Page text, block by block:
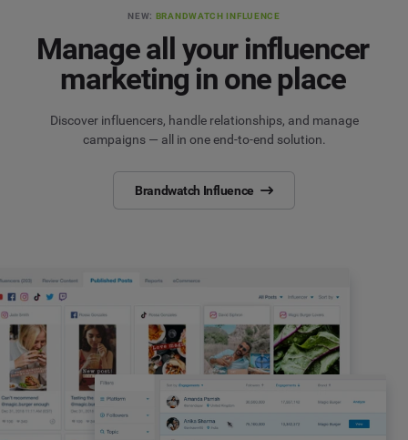
NEW: BRANDWATCH INFLUENCE
Manage all your influencer
marketing in one place
Discover influencers, handle relationships, and manage
campaigns — all in one end-to-end solution.
Brandwatch Influence